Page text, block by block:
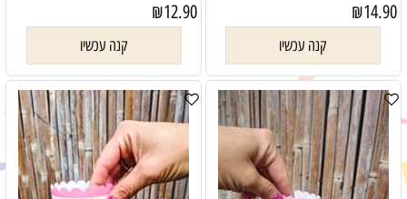
₪14.90
קנה עכשיו
₪12.90
קנה עכשיו